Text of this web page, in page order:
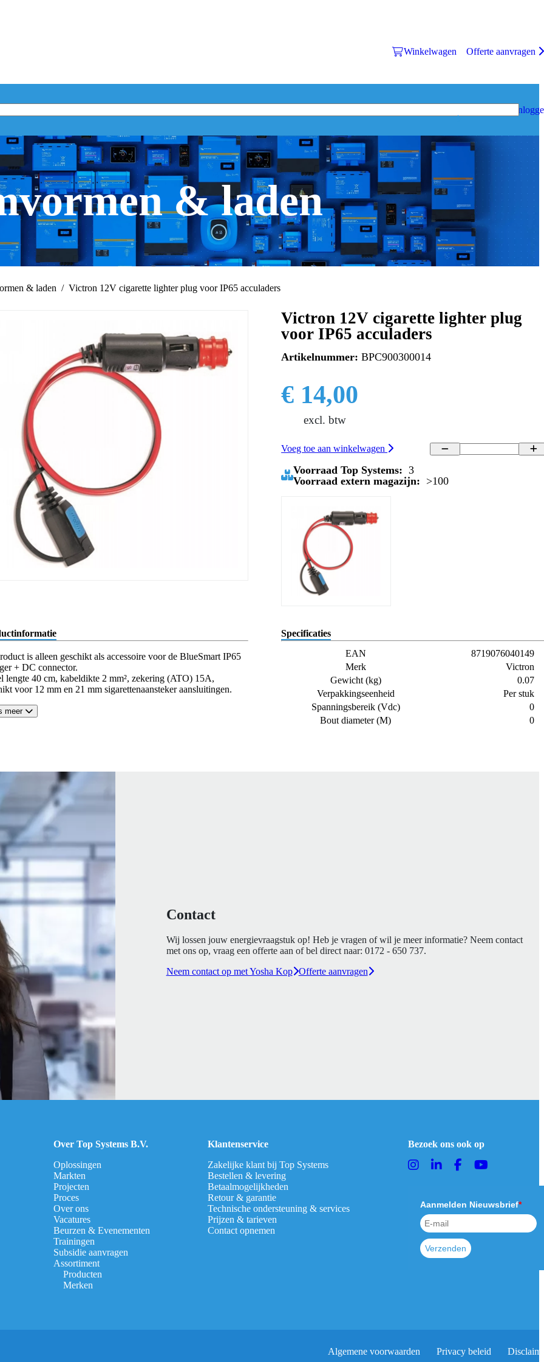
Winkelwagen Offerte aanvragen
& laden
& laden Victron 12V cigarette lighter plug voor IP65 acculaders
Victron 12V cigarette lighter plug
voor IP65 acculaders
Artikelnummer: BPC900300014
€ 14,00
excl. btw
Voeg toe aan winkelwagen
Voorraad Top Systems: 3
Voorraad extern magazijn: >100
is alleen geschikt als accessoire voor de BlueSmart IP65
+ DC connector.
lengte 40 cm, kabeldikte 2 mm², zekering (ATO) 15A,
voor 12 mm en 21 mm sigarettenaansteker aansluitingen.
meer
Specificaties
EAN
8719076040149
Merk
Victron
Gewicht (kg)
0.07
Verpakkingseenheid
Per stuk
Spanningsbereik (Vdc)
0
Bout diameter (M)
0
Contact
Wij lossen jouw energievraagstuk op! Heb je vragen of wil je meer informatie? Neem contact
met ons op, vraag een offerte aan of bel direct naar: 0172 - 650 737.
Neem contact op met Yosha Kop Offerte aanvragen
Over Top Systems B.V.
Oplossingen
Markten
Projecten
Proces
Over ons
Vacatures
Beurzen & Evenementen
Trainingen
Subsidie aanvragen
Assortiment
Producten
Merken
Klantenservice
Zakelijke klant bij Top Systems
Bestellen & levering
Betaalmogelijkheden
Retour & garantie
Technische ondersteuning & services
Prijzen & tarieven
Contact opnemen
Bezoek ons ook op
Aanmelden Nieuwsbrief*
Verzenden
Algemene voorwaarden Privacy beleid